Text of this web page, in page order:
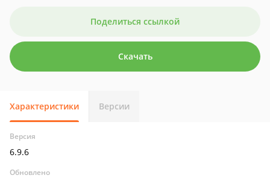
Поделиться ссылкой
Скачать
Характеристики Версии
Версия
6.9.6
Обновлено